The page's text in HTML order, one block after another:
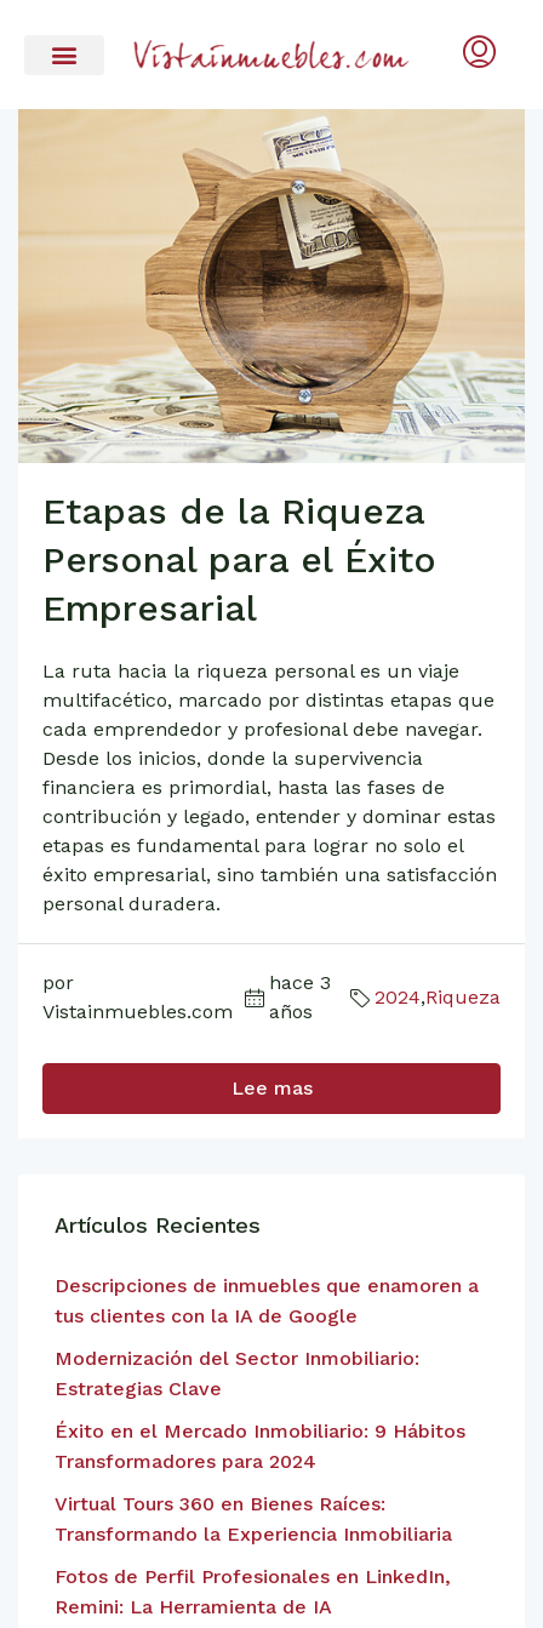
Etapas de la Riqueza
Personal para el Éxito
Empresarial
La ruta hacia la riqueza personal es un viaje
multifacético, marcado por distintas etapas que
cada emprendedor y profesional debe navegar.
Desde los inicios, donde la supervivencia
financiera es primordial, hasta las fases de
contribución y legado, entender y dominar estas
etapas es fundamental para lograr no solo el
éxito empresarial, sino también una satisfacción
personal duradera.
por
Vistainmuebles.com
hace 3
años
2024,Riqueza
Lee mas
Artículos Recientes
Descripciones de inmuebles que enamoren a
tus clientes con la IA de Google
Modernización del Sector Inmobiliario:
Estrategias Clave
Éxito en el Mercado Inmobiliario: 9 Hábitos
Transformadores para 2024
Virtual Tours 360 en Bienes Raíces:
Transformando la Experiencia Inmobiliaria
Fotos de Perfil Profesionales en LinkedIn,
Remini: La Herramienta de IA